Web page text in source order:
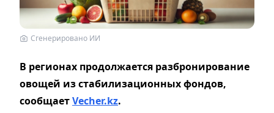
Сгенерировано ИИ
В регионах продолжается разбронирование
овощей из стабилизационных фондов,
сообщаетVecher.kz.